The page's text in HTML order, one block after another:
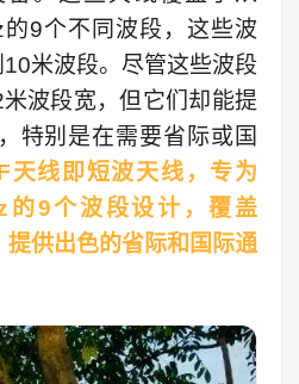
9个不同波段，这些波
米波段。尽管这些波段
波段宽，但它们却能提
特别是在需要省际或国
天线即短波天线，专为
的9个波段设计，覆盖
供出色的省际和国际通